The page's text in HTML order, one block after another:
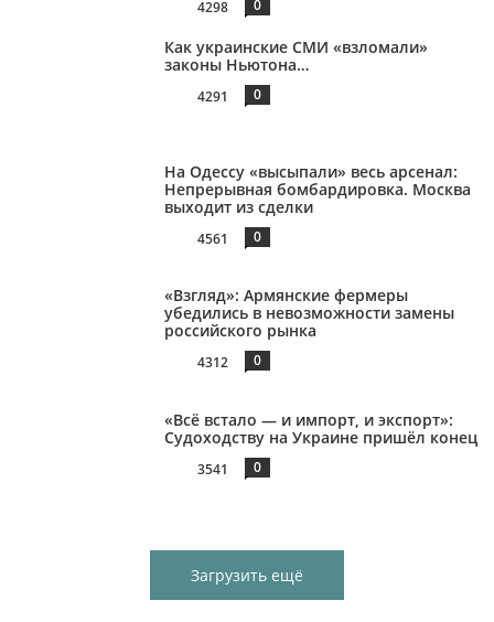
4298 0
Как украинские СМИ «взломали»
законы Ньютона…
4291 0
На Одессу «высыпали» весь арсенал:
Непрерывная бомбардировка. Москва
выходит из сделки
4561 0
«Взгляд»: Армянские фермеры
убедились в невозможности замены
российского рынка
4312 0
«Всё встало — и импорт, и экспорт»:
Судоходству на Украине пришёл конец
3541 0
Загрузить ещё